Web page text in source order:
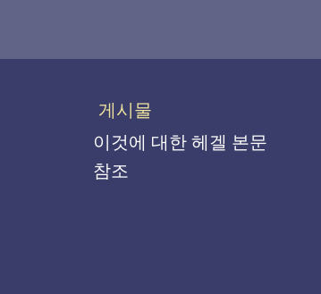
게시물
이것에 대한 헤겔 본문
참조